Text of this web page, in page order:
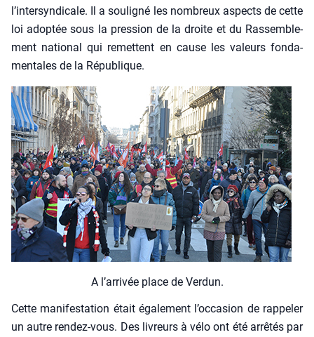
l’intersyndicale. Il a sou­li­gné les nom­breux aspects de cette
loi adop­tée sous la pres­sion de la droite et du Ras­sem­ble­
ment natio­nal qui remettent en cause les valeurs fon­da­
men­tales de la Répu­blique.
A l’ar­ri­vée place de Ver­dun.
Cette mani­fes­ta­tion était éga­le­ment l’occasion de rap­pe­ler
un autre ren­dez-vous. Des livreurs à vélo ont été arrê­tés par